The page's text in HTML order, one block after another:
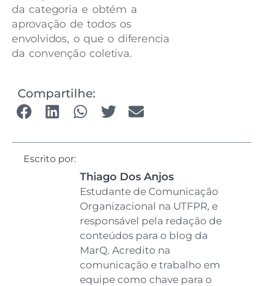
da categoria e obtém a
aprovação de todos os
envolvidos, o que o diferencia
da convenção coletiva.
Compartilhe:
Escrito por:
Thiago Dos Anjos
Estudante de Comunicação
Organizacional na UTFPR, e
responsável pela redação de
conteúdos para o blog da
MarQ. Acredito na
comunicação e trabalho em
equipe como chave para o